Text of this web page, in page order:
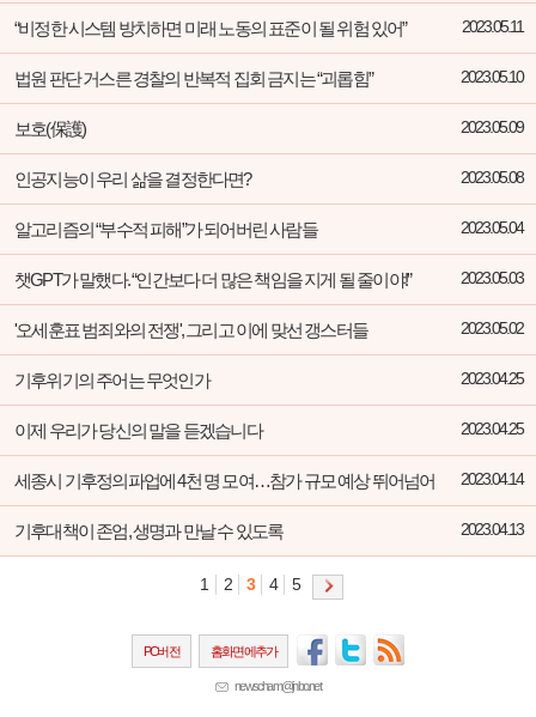
“비정한 시스템 방치하면 미래 노동의 표준이 될 위험 있어” 2023.05.11
법원 판단 거스른 경찰의 반복적 집회 금지는 “괴롭힘” 2023.05.10
보호(保護) 2023.05.09
인공지능이 우리 삶을 결정한다면? 2023.05.08
알고리즘의 “부수적 피해”가 되어버린 사람들 2023.05.04
챗GPT가 말했다. “인간보다 더 많은 책임을 지게 될 줄이야!” 2023.05.03
'오세훈표 범죄와의 전쟁', 그리고 이에 맞선 갱스터들 2023.05.02
기후위기의 주어는 무엇인가 2023.04.25
이제 우리가 당신의 말을 듣겠습니다 2023.04.25
세종시 기후정의파업에 4천 명 모여…참가 규모 예상 뛰어넘어 2023.04.14
기후대책이 존엄, 생명과 만날 수 있도록 2023.04.13
1 2 3 4 5
PC버전 홈화면에추가
newscham@jinbo.net